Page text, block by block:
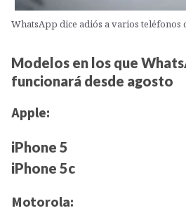
WhatsApp dice adiós a varios teléfonos
Modelos en los que
funcionará desde agosto
Apple:
iPhone 5
iPhone 5c
Motorola: